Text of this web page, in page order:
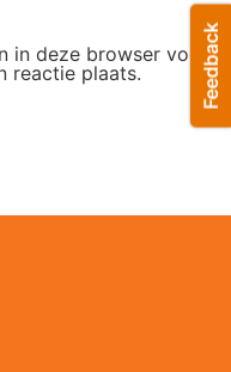
in deze browser voor
reactie plaats.